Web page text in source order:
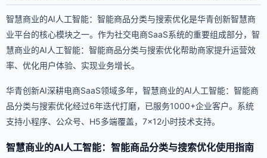
智慧商业的AI人工智能：智能商品分类与搜索优化是华青创新智慧商
业平台的核心模块之一。作为社交电商SaaS系统的重要组成部分，智
慧商业的AI人工智能：智能商品分类与搜索优化帮助商家提升运营效
率、优化用户体验、实现业务增长。
华青创新AI深耕电商SaaS领域多年，智慧商业的AI人工智能：智能商
品分类与搜索优化经过6年迭代打磨，已服务1000+企业客户。系统
支持小程序、公众号、H5多端覆盖，7×12小时技术支持。
智慧商业的AI人工智能：智能商品分类与搜索优化使用指南